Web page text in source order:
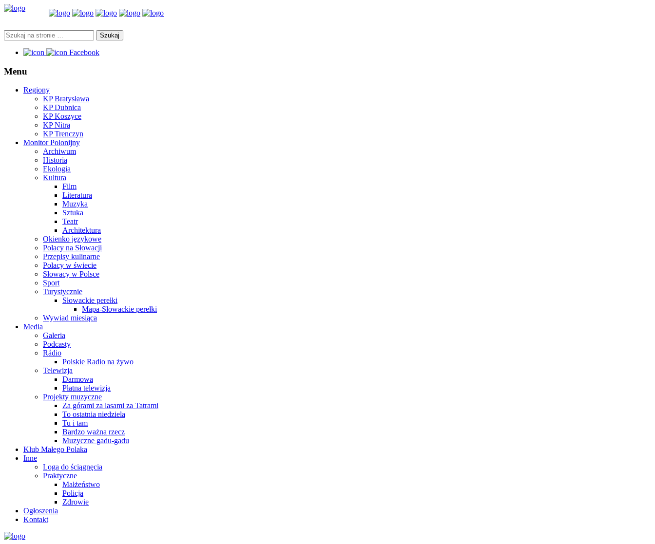
Facebook
Menu
Regiony
KP Bratysława
KP Dubnica
KP Koszyce
KP Nitra
KP Trenczyn
Monitor Polonijny
Archiwum
Historia
Ekologia
Kultura
Film
Literatura
Muzyka
Sztuka
Teatr
Architektura
Okienko językowe
Polacy na Słowacji
Przepisy kulinarne
Polacy w świecie
Słowacy w Polsce
Sport
Turystycznie
Słowackie perełki
Mapa-Słowackie perełki
Wywiad miesiąca
Media
Galeria
Podcasty
Rádio
Polskie Radio na żywo
Telewizja
Darmowa
Płatna telewizja
Projekty muzyczne
Za górami za lasami za Tatrami
To ostatnia niedziela
Tu i tam
Bardzo ważna rzecz
Muzyczne gadu-gadu
Klub Małego Polaka
Inne
Loga do ściągnęcia
Praktyczne
Małżeństwo
Policja
Zdrowie
Ogłoszenia
Kontakt